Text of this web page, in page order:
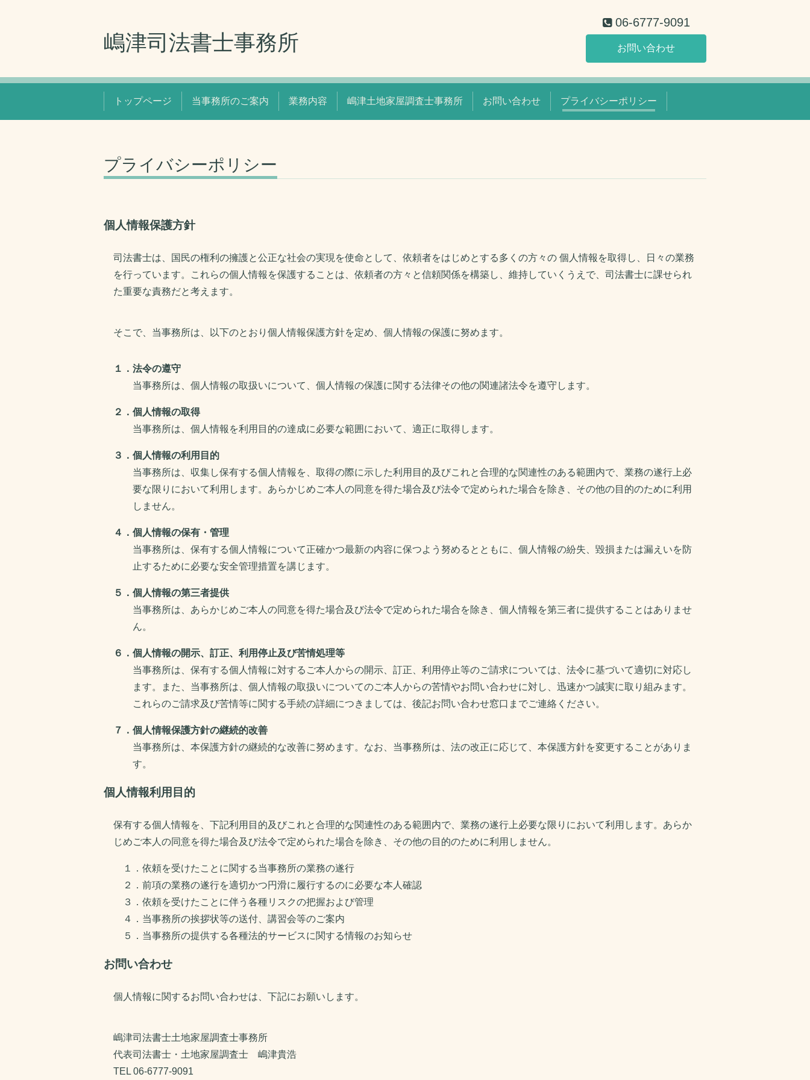
嶋津司法書士事務所
06-6777-9091
お問い合わせ
トップページ 当事務所のご案内 業務内容 嶋津土地家屋調査士事務所 お問い合わせ プライバシーポリシー
プライバシーポリシー
個人情報保護方針
司法書士は、国民の権利の擁護と公正な社会の実現を使命として、依頼者をはじめとする多くの方々の 個人情報を取得し、日々の業務
を行っています。これらの個人情報を保護することは、依頼者の方々と信頼関係を構築し、維持していくうえで、司法書士に課せられ
た重要な責務だと考えます。
そこで、当事務所は、以下のとおり個人情報保護方針を定め、個人情報の保護に努めます。
１．法令の遵守
当事務所は、個人情報の取扱いについて、個人情報の保護に関する法律その他の関連諸法令を遵守します。
２．個人情報の取得
当事務所は、個人情報を利用目的の達成に必要な範囲において、適正に取得します。
３．個人情報の利用目的
当事務所は、収集し保有する個人情報を、取得の際に示した利用目的及びこれと合理的な関連性のある範囲内で、業務の遂行上必
要な限りにおいて利用します。あらかじめご本人の同意を得た場合及び法令で定められた場合を除き、その他の目的のために利用
しません。
４．個人情報の保有・管理
当事務所は、保有する個人情報について正確かつ最新の内容に保つよう努めるとともに、個人情報の紛失、毀損または漏えいを防
止するために必要な安全管理措置を講じます。
５．個人情報の第三者提供
当事務所は、あらかじめご本人の同意を得た場合及び法令で定められた場合を除き、個人情報を第三者に提供することはありませ
ん。
６．個人情報の開示、訂正、利用停止及び苦情処理等
当事務所は、保有する個人情報に対するご本人からの開示、訂正、利用停止等のご請求については、法令に基づいて適切に対応し
ます。また、当事務所は、個人情報の取扱いについてのご本人からの苦情やお問い合わせに対し、迅速かつ誠実に取り組みます。
これらのご請求及び苦情等に関する手続の詳細につきましては、後記お問い合わせ窓口までご連絡ください。
７．個人情報保護方針の継続的改善
当事務所は、本保護方針の継続的な改善に努めます。なお、当事務所は、法の改正に応じて、本保護方針を変更することがありま
す。
個人情報利用目的
保有する個人情報を、下記利用目的及びこれと合理的な関連性のある範囲内で、業務の遂行上必要な限りにおいて利用します。あらか
じめご本人の同意を得た場合及び法令で定められた場合を除き、その他の目的のために利用しません。
１．依頼を受けたことに関する当事務所の業務の遂行
２．前項の業務の遂行を適切かつ円滑に履行するのに必要な本人確認
３．依頼を受けたことに伴う各種リスクの把握および管理
４．当事務所の挨拶状等の送付、講習会等のご案内
５．当事務所の提供する各種法的サービスに関する情報のお知らせ
お問い合わせ
個人情報に関するお問い合わせは、下記にお願いします。
嶋津司法書士土地家屋調査士事務所
代表司法書士・土地家屋調査士 嶋津貴浩
TEL 06-6777-9091